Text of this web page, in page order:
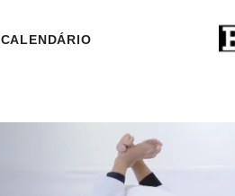
CALENDÁRIO